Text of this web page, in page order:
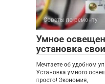
Советы по ремонту
Умное
установка
Мечтаете об удобном
Установка умного
просто! Экономия,